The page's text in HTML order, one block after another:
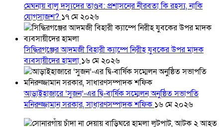
মেঘনায় বালু দস্যুদের তাণ্ডব: প্রশাসনের নীরবতা কি রহস্য, নাকি
যোগসাজশ? ১৭ মে ২০২৬
সিদ্ধিরগঞ্জের আদমজী বিহারী ক্যাম্পে নিরীহ যুবকের উপর মাদক
ব্যবসায়ীদের হামলা ১৬ মে ২০২৬
আড়াইহাজারে ‘সুজন’-এর দ্বি-বার্ষিক সম্মেলন অনুষ্ঠিত সভাপতি
মনিরুজ্জামান সরকার, সাধারণসম্পাদক শফিক ১৬ মে ২০২৬